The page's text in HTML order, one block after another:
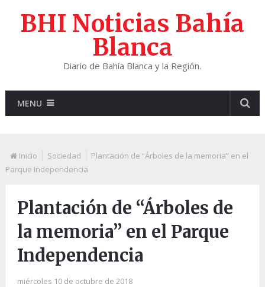
BHI Noticias Bahía
Blanca
Diario de Bahía Blanca y la Región.
MENU
Inicio Sociedad
Plantación de “Árboles de la memoria” en el
Parque Independencia
Plantación de “Árboles de
la memoria” en el Parque
Independencia
miércoles 10 de octubre de 2018